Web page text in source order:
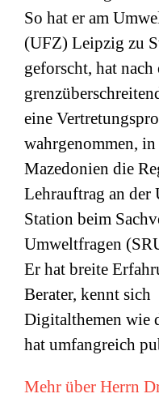
So hat er am
(UFZ) Leipzig zu
geforscht, hat
eine
wahrgenommen,
Mazedonien die
Lehrauftrag an der
Station beim
Umweltfragen (
Er hat breite
Berater, kennt
Digitalthemen wie
hat umfangreich
Mehr über Herrn